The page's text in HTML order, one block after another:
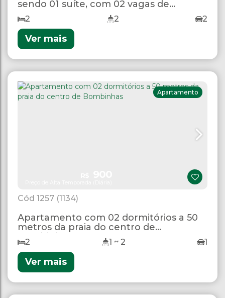
sendo 01 suíte, com 02 vagas de
garagem
2 2 2
Ver mais
1257 (1134)
Apartamento
Apartamento com 02 dormitórios a 50
metros da praia do centro de
Bombinhas
2 1 ~ 2 1
Ver mais